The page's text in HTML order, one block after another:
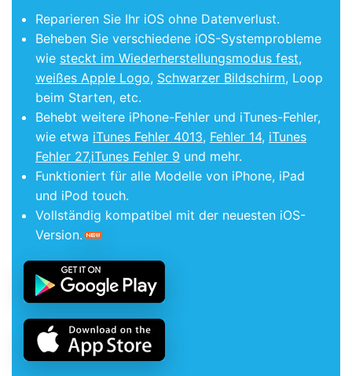
Reparieren Sie Ihr iOS ohne Datenverlust.
Beheben Sie verschiedene iOS-Systemprobleme
wie steckt im Wiederherstellungsmodus fest,
weißes Apple Logo, Schwarzer Bildschirm, Loop
beim Starten, etc.
Behebt weitere iPhone-Fehler und iTunes-Fehler,
wie etwa iTunes Fehler 4013, Fehler 14, iTunes
Fehler 27,iTunes Fehler 9 und mehr.
Funktioniert für alle Modelle von iPhone, iPad
und iPod touch.
Vollständig kompatibel mit der neuesten iOS-
Version.